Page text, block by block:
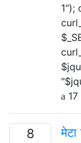
1");
17
8